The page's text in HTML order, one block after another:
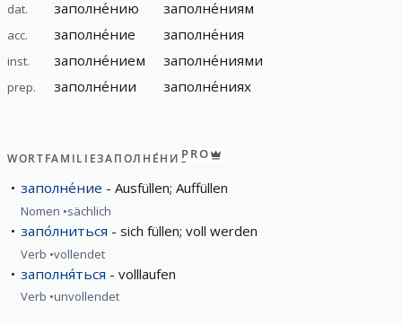
dat. заполне́нию заполне́ниям
acc. заполне́ние заполне́ния
inst. заполне́нием заполне́ниями
prep. заполне́нии заполне́ниях
WORTFAMILIEЗАПОЛНЕ́НИЕPRO
заполне́ние Ausfüllen; Auffüllen
Nomen sächlich
запо́лниться sich füllen; voll werden
Verb vollendet
заполня́ться volllaufen
Verb unvollendet